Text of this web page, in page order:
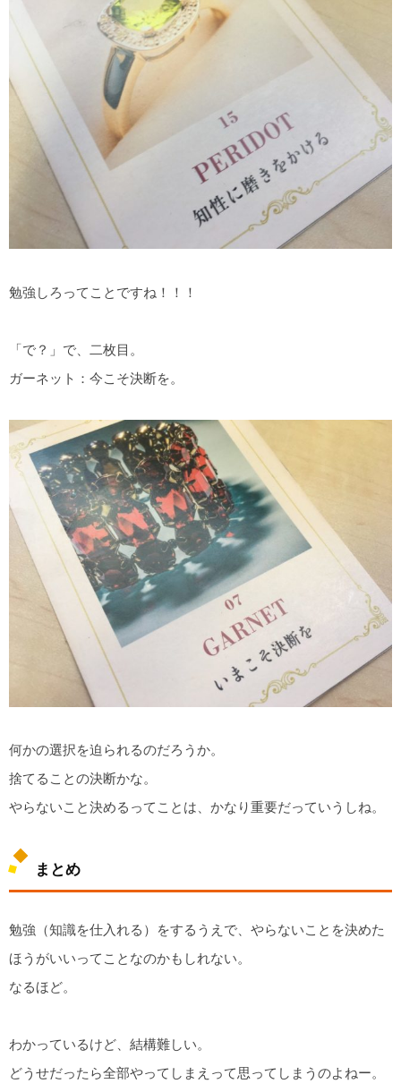
勉強しろってことですね！！！
「で？」で、二枚目。
ガーネット：今こそ決断を。
何かの選択を迫られるのだろうか。
捨てることの決断かな。
やらないこと決めるってことは、かなり重要だっていうしね。
まとめ
勉強（知識を仕入れる）をするうえで、やらないことを決めた
ほうがいいってことなのかもしれない。
なるほど。
わかっているけど、結構難しい。
どうせだったら全部やってしまえって思ってしまうのよねー。